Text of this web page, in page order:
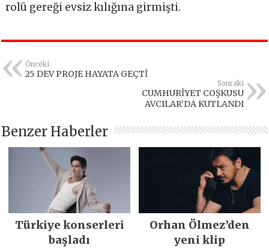
rolü gereği evsiz kılığına girmişti.
Önceki
25 DEV PROJE HAYATA GEÇTİ
Sonraki
CUMHURİYET COŞKUSU
AVCILAR’DA KUTLANDI
Benzer Haberler
Türkiye konserleri
başladı
Orhan Ölmez’den
yeni klip